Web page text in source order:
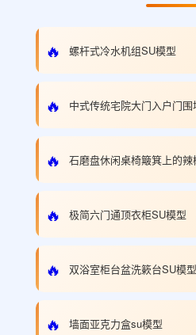
🔥 螺杆式冷水机组SU模型
🔥 中式传统宅院大门入户门
🔥 石磨盘休闲桌椅簸箕上的辣
🔥 极简六门通顶衣柜SU模型
🔥 双浴室柜台盆洗簌台SU模型
🔥 墙面亚克力盒su模型